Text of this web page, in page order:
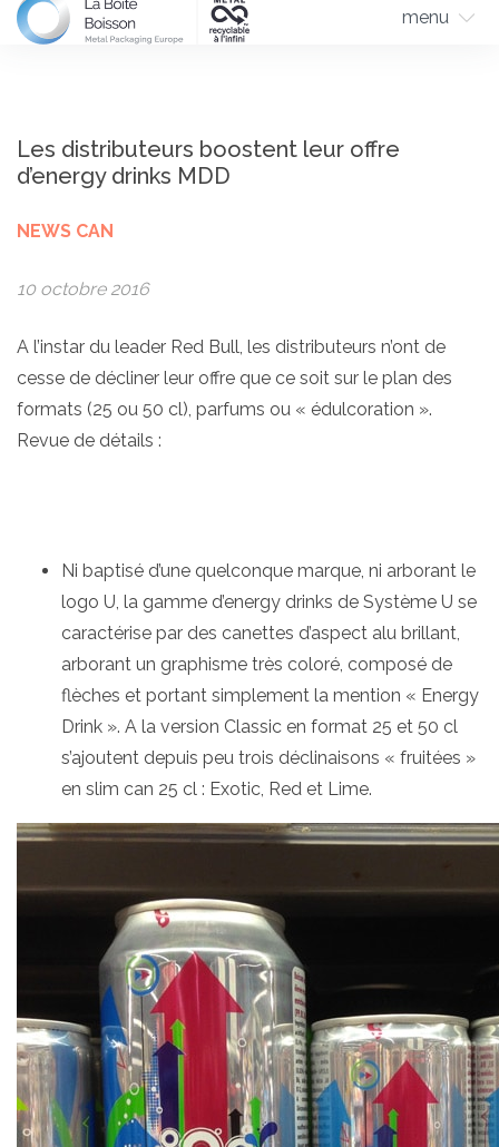
menu
Les distributeurs boostent leur offre
d’energy drinks MDD
NEWS CAN
10 octobre 2016
A l’instar du leader Red Bull, les distributeurs n’ont de
cesse de décliner leur offre que ce soit sur le plan des
formats (25 ou 50 cl), parfums ou « édulcoration ».
Revue de détails :
Ni baptisé d’une quelconque marque, ni arborant le
logo U, la gamme d’energy drinks de Système U se
caractérise par des canettes d’aspect alu brillant,
arborant un graphisme très coloré, composé de
flèches et portant simplement la mention « Energy
Drink ». A la version Classic en format 25 et 50 cl
s’ajoutent depuis peu trois déclinaisons « fruitées »
en slim can 25 cl : Exotic, Red et Lime.